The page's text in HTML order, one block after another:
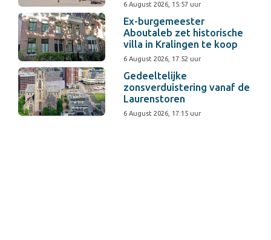
6 August 2026, 15:57 uur
Ex-burgemeester
Aboutaleb zet historische
villa in Kralingen te koop
6 August 2026, 17:52 uur
Gedeeltelijke
zonsverduistering vanaf de
Laurenstoren
6 August 2026, 17:15 uur